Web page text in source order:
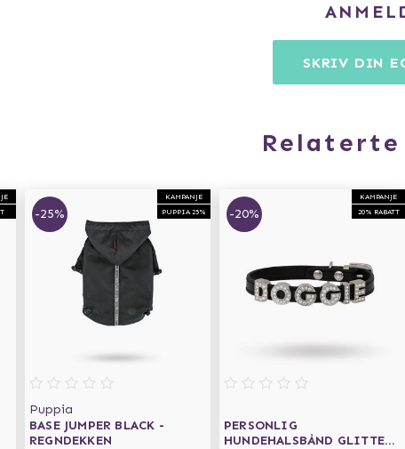
SKRIV DIN
KAMPANJE
PUPPIA 25%
-25%
Puppia
BASE JUMPER BLACK -
REGNDEKKEN
KAMPANJE
20% RABATT
-20%
PERSONLIG
HUNDEHALSBÅND GLITTER